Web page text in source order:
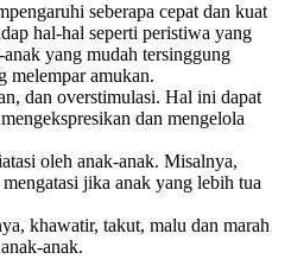
seberapa cepat dan kuat
hal-hal seperti peristiwa yang
yang mudah tersinggung
melempar amukan.
dan overstimulasi. Hal ini dapat
dan mengelola
oleh anak-anak. Misalnya,
jika anak yang lebih tua
khawatir, takut, malu dan marah
anak.